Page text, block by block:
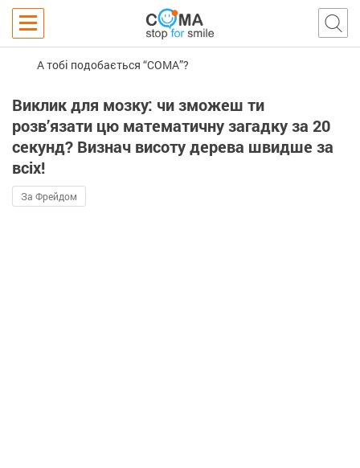
А тобі подобається “COMA”?
Виклик для мозку: чи зможеш ти
розв’язати цю математичну загадку за 20
секунд? Визнач висоту дерева швидше за
всіх!
За Фрейдом